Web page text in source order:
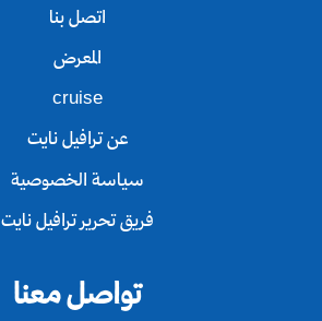
اتصل بنا
المعرض
cruise
عن ترافيل نايت
سياسة الخصوصية
فريق تحرير ترافيل نايت
تواصل معنا